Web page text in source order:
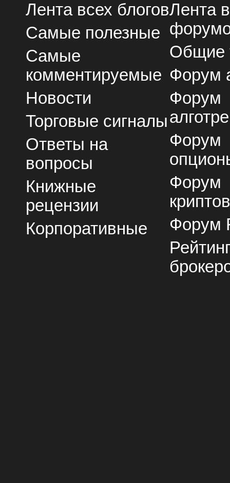
Лента всех блогов
Самые полезные
Самые
комментируемые
Новости
Торговые сигналы
Ответы на
вопросы
Книжные
рецензии
Корпоративные
Лента
Общие
Форум
Форум
Форум
Форум
Форум